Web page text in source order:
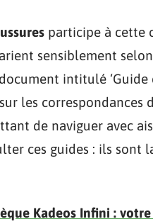
participe à cette
sensiblement
intitulé
les
de naviguer avec
ces guides : ils sont
Kadeos Infini :